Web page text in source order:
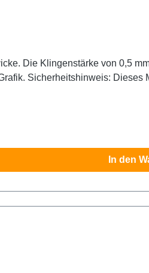
Die Klingenstärke von 0,5
Sicherheitshinweis:
In den